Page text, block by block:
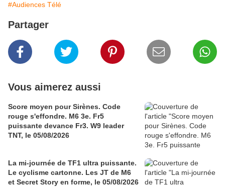
#Audiences Télé
Partager
Vous aimerez aussi
Score moyen pour Sirènes. Code
rouge s'effondre. M6 3e. Fr5
puissante devance Fr3. W9 leader
TNT, le 05/08/2026
La mi-journée de TF1 ultra puissante.
Le cyclisme cartonne. Les JT de M6
et Secret Story en forme, le 05/08/2026